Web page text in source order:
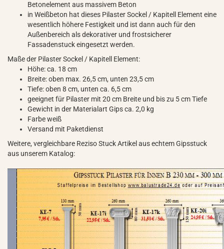
Betonelement aus massivem Beton
in Weißbeton hat dieses Pilaster Sockel / Kapitell Element eine
wesentlich höhere Festigkeit und ist dann auch für den
Außenbereich als dekorativer und frostsicherer
Fassadenstuck eingesetzt werden.
Maße der Pilaster Sockel / Kapitell Element:
Höhe: ca. 18 cm
Breite: oben max. 26,5 cm, unten 23,5 cm
Tiefe: oben 8 cm, unten ca. 6,5 cm
geeignet für Pilaster mit 20 cm Breite und bis zu 5 cm Tiefe
Gewicht in der Materialart Gips ca. 2,0 kg
Farbe weiß
Versand mit Paketdienst
Weitere, vergleichbare Reziso Stuck Artikel aus echtem Gipsstuck
aus unserem Katalog: